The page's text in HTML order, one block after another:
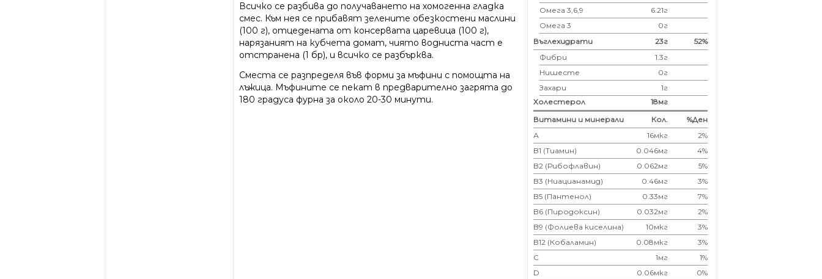
Всичко се разбива до получаването на хомогенна гладка
смес. Към нея се прибавят зелените обезкостени маслини
(100 г), отцедената от консервата царевица (100 г),
нарязаният на кубчета домат, чиято водниста част е
отстранена (1 бр), и всичко се разбърква.
Сместа се разпределя във форми за мъфини с помощта на
лъжица. Мъфините се пекат в предварително загрята до
180 градуса фурна за около 20-30 минути.
Омега 3,6,9
6.21г
Омега 3
0г
Въглехидрати
23г
52%
Фибри
1.3г
Нишесте
0г
Захари
1г
Холестерол
18мг
Витамини и минерали
Кол.
%Ден
А
16мкг
2%
B1 (Тиамин)
0.046мг
4%
B2 (Рибофлавин)
0.062мг
5%
B3 (Ниацианамид)
0.46мг
3%
B5 (Пантенол)
0.33мг
7%
B6 (Пиродоксин)
0.032мг
2%
B9 (Фолиева киселина)
10мкг
3%
B12 (Кобаламин)
0.08мкг
3%
C
1мг
1%
D
0.06мкг
0%